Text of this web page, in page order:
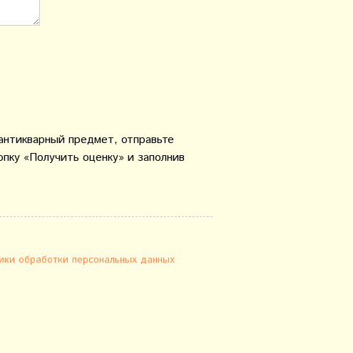
предмет, отправьте
«Получить оценку» и заполнив
обработки персональных данных